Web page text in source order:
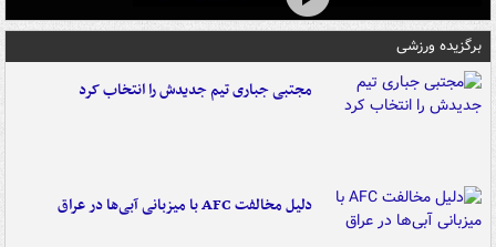
برگزیده ورزشی
مجتبی جباری تیم جدیدش را انتخاب کرد
دلیل مخالفت AFC با میزبانی آبی‌ها در عراق